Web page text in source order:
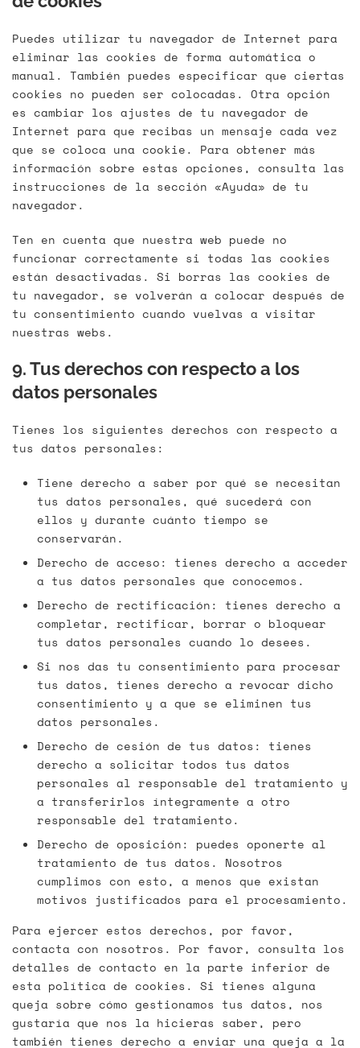
Puedes utilizar tu navegador de Internet para
eliminar las cookies de forma automática o
manual. También puedes especificar que ciertas
cookies no pueden ser colocadas. Otra opción
es cambiar los ajustes de tu navegador de
Internet para que recibas un mensaje cada vez
que se coloca una cookie. Para obtener más
información sobre estas opciones, consulta las
instrucciones de la sección «Ayuda» de tu
navegador.
Ten en cuenta que nuestra web puede no
funcionar correctamente si todas las cookies
están desactivadas. Si borras las cookies de
tu navegador, se volverán a colocar después de
tu consentimiento cuando vuelvas a visitar
nuestras webs.
9. Tus derechos con respecto a los
datos personales
Tienes los siguientes derechos con respecto a
tus datos personales:
Tiene derecho a saber por qué se necesitan
tus datos personales, qué sucederá con
ellos y durante cuánto tiempo se
conservarán.
Derecho de acceso: tienes derecho a acceder
a tus datos personales que conocemos.
Derecho de rectificación: tienes derecho a
completar, rectificar, borrar o bloquear
tus datos personales cuando lo desees.
Si nos das tu consentimiento para procesar
tus datos, tienes derecho a revocar dicho
consentimiento y a que se eliminen tus
datos personales.
Derecho de cesión de tus datos: tienes
derecho a solicitar todos tus datos
personales al responsable del tratamiento y
a transferirlos íntegramente a otro
responsable del tratamiento.
Derecho de oposición: puedes oponerte al
tratamiento de tus datos. Nosotros
cumplimos con esto, a menos que existan
motivos justificados para el procesamiento.
Para ejercer estos derechos, por favor,
contacta con nosotros. Por favor, consulta los
detalles de contacto en la parte inferior de
esta política de cookies. Si tienes alguna
queja sobre cómo gestionamos tus datos, nos
gustaría que nos la hicieras saber, pero
también tienes derecho a enviar una queja a la